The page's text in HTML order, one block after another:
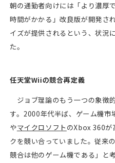
朝の通勤者向けには「より濃厚
時間がかかる」改良版が開発さ
イズが提供されるという、状況
た。
任天堂Wiiの競合再定義
ジョブ理論のもう一つの象徴
す。 2000年代半ば、ゲーム機市
やマイクロソフト のXbox 360が
クを競い合っていました。従来
競合は他のゲーム機である」と